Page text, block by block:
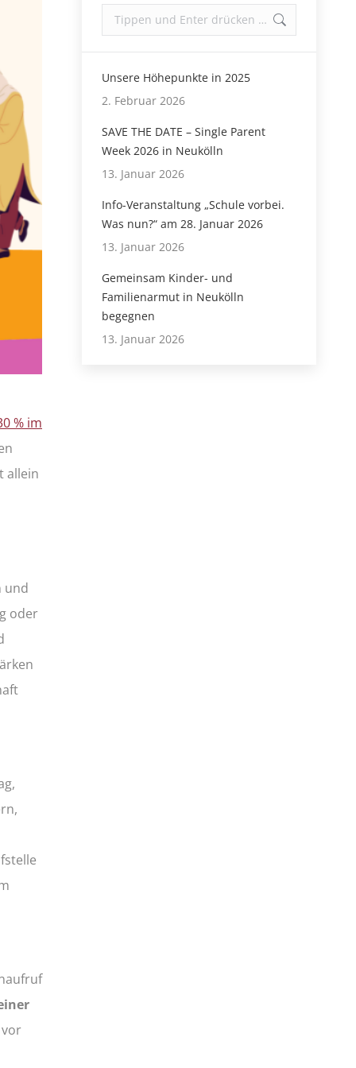
% im
allein
und
oder
Search:
Unsere Höhepunkte in 2025
2. Februar 2026
SAVE THE DATE – Single Parent
Week 2026 in Neukölln
13. Januar 2026
Info-Veranstaltung „Schule vorbei.
Was nun?“ am 28. Januar 2026
13. Januar 2026
Gemeinsam Kinder- und
Familienarmut in Neukölln
begegnen
13. Januar 2026